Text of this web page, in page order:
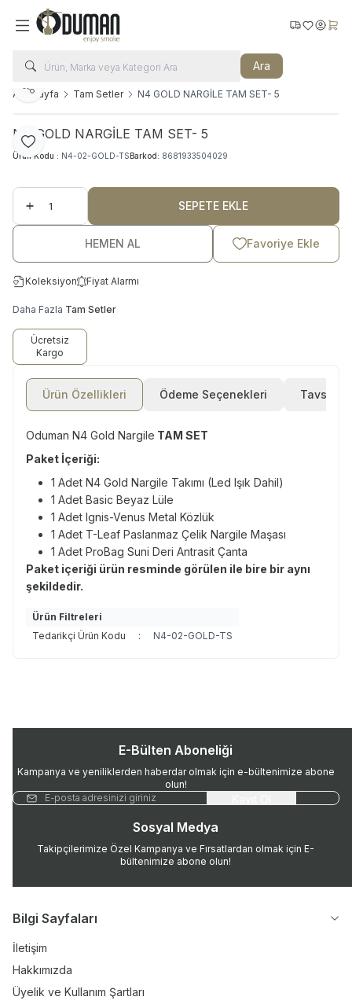
Ara
Kargo Takip
Favorilerim
Ana Sayfa Tam Setler N4 GOLD NARGİLE TAM SET- 5
Favoriye Ekle
Paylaş
N4 GOLD NARGİLE TAM SET- 5
Ürün Kodu : N4-02-GOLD-TSBarkod: 8681933504029
SEPETE EKLE
HEMEN AL Favoriye Ekle
Koleksiyon Fiyat Alarmı
Daha Fazla Tam Setler
Ücretsiz
Kargo
Ürün Özellikleri Ödeme Seçenekleri Tavsiye
Oduman N4 Gold Nargile TAM SET
Paket İçeriği:
1 Adet N4 Gold Nargile Takımı (Led Işık Dahil)
1 Adet Basic Beyaz Lüle
1 Adet Ignis-Venus Metal Közlük
1 Adet T-Leaf Paslanmaz Çelik Nargile Maşası
1 Adet ProBag Suni Deri Antrasit Çanta
Paket içeriği ürün resminde görülen ile bire bir aynı
şekildedir.
Ürün Filtreleri
Tedarikçi Ürün Kodu
: N4-02-GOLD-TS
E-Bülten Aboneliği
Kampanya ve yeniliklerden haberdar olmak için e-bültenimize abone
olun!
Sosyal Medya
Takipçilerimize Özel Kampanya ve Fırsatlardan olmak için E-
bültenimize abone olun!
Bilgi Sayfaları
İletişim
Hakkımızda
Üyelik ve Kullanım Şartları